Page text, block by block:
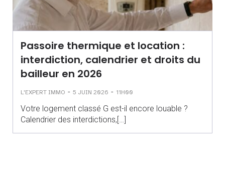
Passoire thermique et location :
interdiction, calendrier et droits du
bailleur en 2026
L'EXPERT IMMO - 5 JUIN 2026 - 11H00
Votre logement classé G est-il encore louable ?
Calendrier des interdictions,[…]